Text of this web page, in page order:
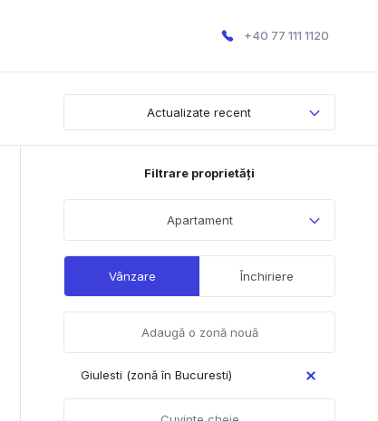
+40 77 111 1120
Actualizate recent
Filtrare proprietăți
Apartament
Vânzare Închiriere
Giulesti (zonă în Bucuresti)